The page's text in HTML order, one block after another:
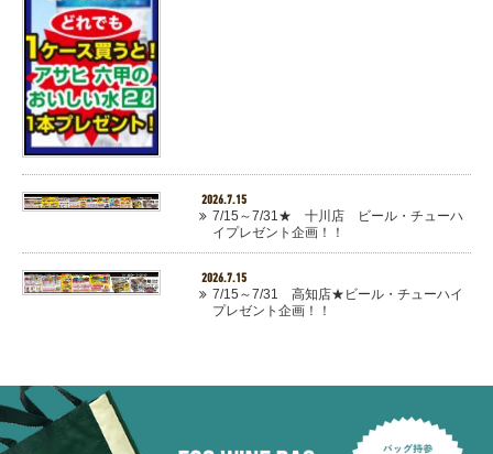
2026.7.15
7/15～7/31★ 十川店 ビール・チューハ
イプレゼント企画！！
2026.7.15
7/15～7/31 高知店★ビール・チューハイ
プレゼント企画！！